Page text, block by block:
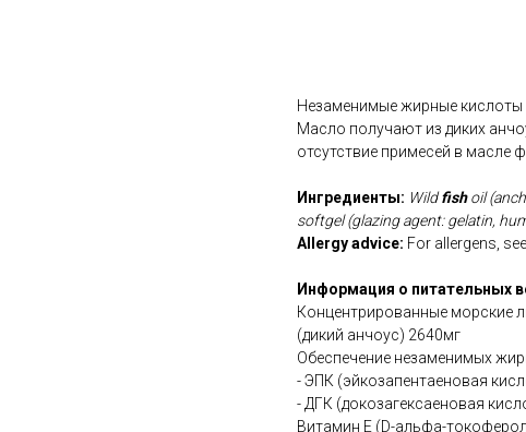
Незаменимые жирные кислоты
Масло получают из диких
отсутствие примесей в масле
Ингредиенты: Wildfishoil
softgel (glazing agent: gelatin,
Allergy advice: For allergens,
Информация о питательных
Концентрированные морские
(дикий анчоус) 2640мг
Обеспечение незаменимых
- ЭПК (эйкозапентаеновая
- ДГК (докозагексаеновая
Витамин Е (D-альфа-